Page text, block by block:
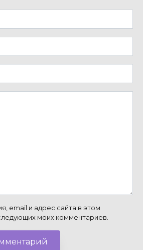
email и адрес сайта в этом
моих комментариев.